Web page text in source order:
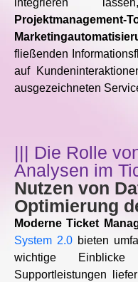
integrieren
fließenden
auf
ausgezeichneten
||| Die Rolle
Analysen im
Nutzen von
Optimierung
Moderne Ticket
System 2.0 bieten
wichtige
Supportleistungen